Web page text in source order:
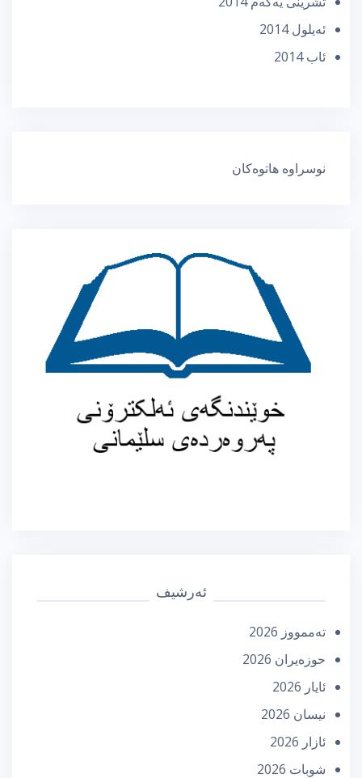
ئه‌یلول 2014
ئاب 2014
نوسراوە هاتوەکان
ئەرشیف
تەممووز 2026
حوزه‌یران 2026
ئایار 2026
نیسان 2026
ئازار 2026
شوبات 2026